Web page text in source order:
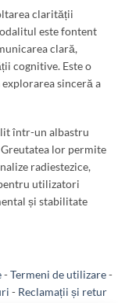
clarității
este fontent
clară,
cognitive. Este o
sinceră a
într-un albastru
lor permite
radiestezice,
utilizatori
și stabilitate
-Termeni de utilizare-
- Reclamații și retur